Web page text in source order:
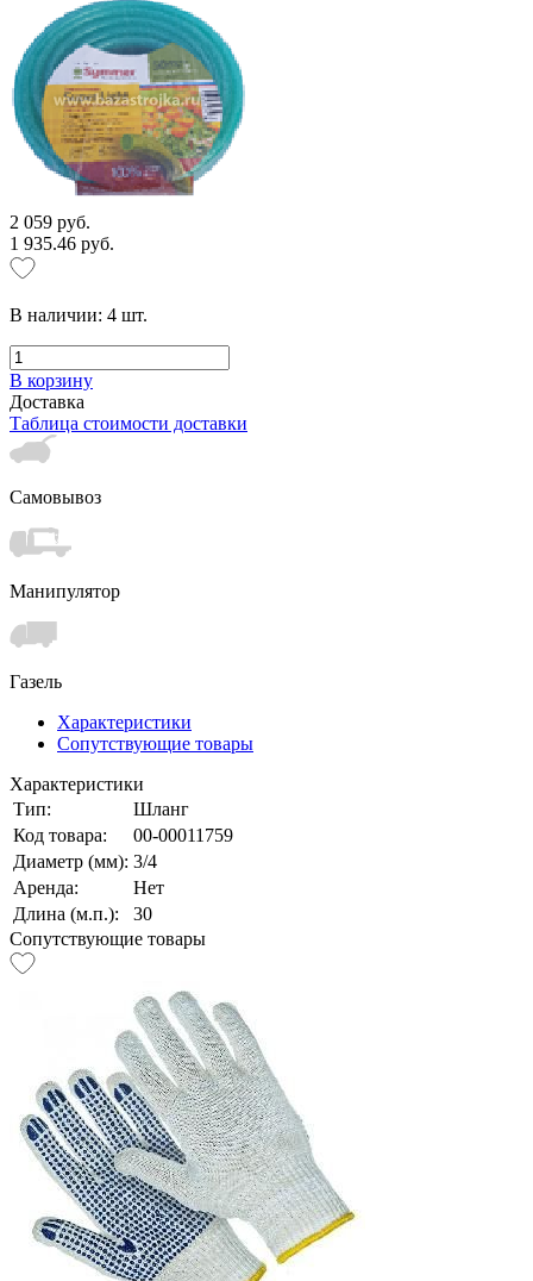
2 059 руб.
1 935.46 руб.
В наличии: 4 шт.
В корзину
Доставка
Таблица стоимости доставки
Самовывоз
Манипулятор
Газель
Характеристики
Сопутствующие товары
Характеристики
Тип:
Шланг
Код товара:
00-00011759
Диаметр (мм): 3/4
Аренда:
Нет
Длина (м.п.):
30
Сопутствующие товары